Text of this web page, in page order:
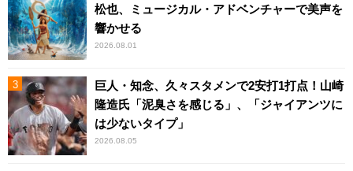
松也、ミュージカル・アドベンチャーで美声を
響かせる
2026.08.01
巨人・知念、久々スタメンで2安打1打点！山崎
隆造氏「泥臭さを感じる」、「ジャイアンツに
は少ないタイプ」
2026.08.05